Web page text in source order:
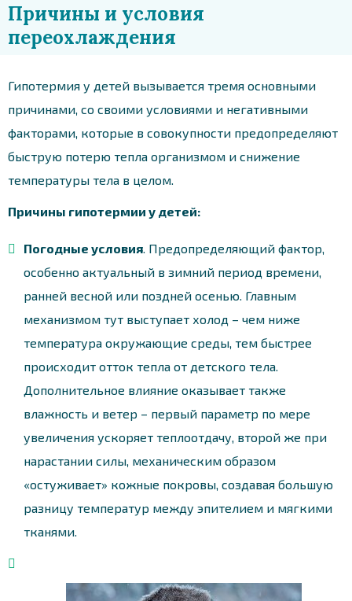
Причины и условия
переохлаждения
Гипотермия у детей вызывается тремя основными
причинами, со своими условиями и негативными
факторами, которые в совокупности предопределяют
быструю потерю тепла организмом и снижение
температуры тела в целом.
Причины гипотермии у детей:
Погодные условия. Предопределяющий фактор,
особенно актуальный в зимний период времени,
ранней весной или поздней осенью. Главным
механизмом тут выступает холод – чем ниже
температура окружающие среды, тем быстрее
происходит отток тепла от детского тела.
Дополнительное влияние оказывает также
влажность и ветер – первый параметр по мере
увеличения ускоряет теплоотдачу, второй же при
нарастании силы, механическим образом
«остуживает» кожные покровы, создавая большую
разницу температур между эпителием и мягкими
тканями.